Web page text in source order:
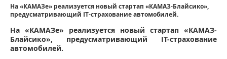
РЕМОНТ ДВИГАТЕЛЕЙ КАМАЗ
ФИНАНСОВЫЙ СЕРВИС
На «КАМАЗе» реализуется новый стартап «КАМАЗ-Блайсико»,
предусматривающий IT-страхование автомобилей.
На «КАМАЗе» реализуется новый стартап «КАМАЗ-
Блайсико», предусматривающий IT-страхование
автомобилей.